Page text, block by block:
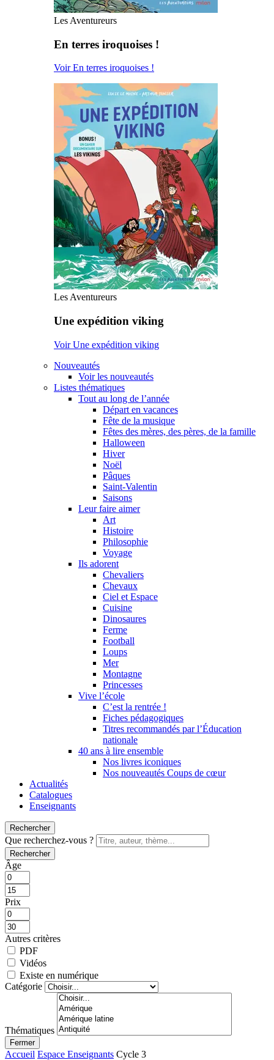
Les Aventureurs
En terres iroquoises !
Voir En terres iroquoises !
Les Aventureurs
Une expédition viking
Voir Une expédition viking
Nouveautés
Voir les nouveautés
Listes thématiques
Tout au long de l’année
Départ en vacances
Fête de la musique
Fêtes des mères, des pères, de la famille
Halloween
Hiver
Noël
Pâques
Saint-Valentin
Saisons
Leur faire aimer
Art
Histoire
Philosophie
Voyage
Ils adorent
Chevaliers
Chevaux
Ciel et Espace
Cuisine
Dinosaures
Ferme
Football
Loups
Mer
Montagne
Princesses
Vive l’école
C’est la rentrée !
Fiches pédagogiques
Titres recommandés par l’Éducation
nationale
40 ans à lire ensemble
Nos livres iconiques
Nos nouveautés Coups de cœur
Actualités
Catalogues
Enseignants
Rechercher
Que recherchez-vous ?
Rechercher
Âge
Prix
Autres critères
PDF
Vidéos
Existe en numérique
Catégorie
Thématiques
Fermer
Accueil Espace Enseignants Cycle 3